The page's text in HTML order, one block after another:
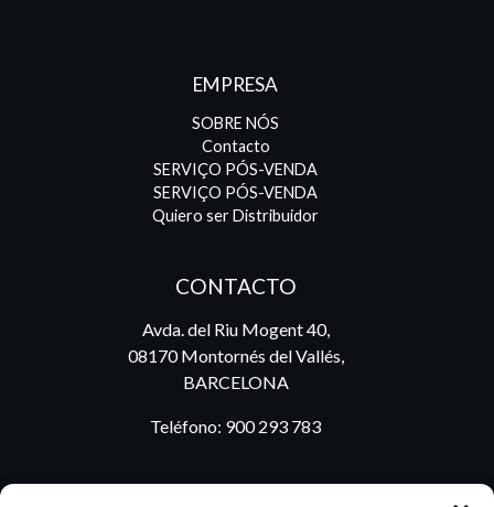
EMPRESA
SOBRE NÓS
Contacto
SERVIÇO PÓS-VENDA
SERVIÇO PÓS-VENDA
Quiero ser Distribuidor
CONTACTO
Avda. del Riu Mogent 40,
08170 Montornés del Vallés,
BARCELONA
Teléfono: 900 293 783